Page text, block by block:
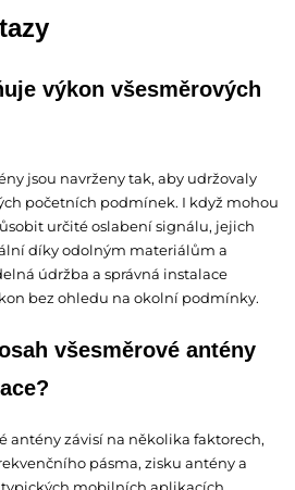
výkon všesměrových
jsou navrženy tak, aby udržovaly
početních podmínek. I když mohou
určité oslabení signálu, jejich
díky odolným materiálům a
údržba a správná instalace
bez ohledu na okolní podmínky.
všesměrové antény
antény závisí na několika faktorech,
pásma, zisku antény a
mobilních aplikacích